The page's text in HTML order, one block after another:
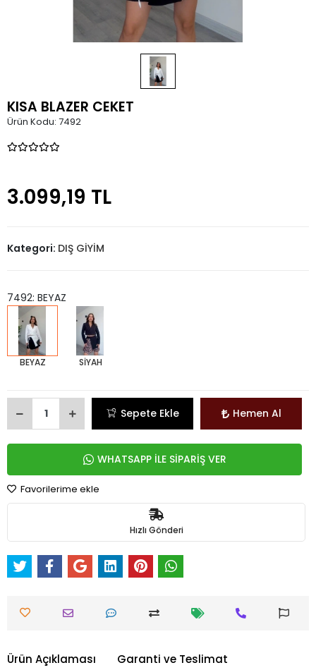
KISA BLAZER CEKET
Ürün Kodu: 7492
3.099,19 TL
Kategori: DIŞ GİYİM
7492: BEYAZ
BEYAZ SİYAH
Sepete Ekle Hemen Al
WHATSAPP İLE SİPARİŞ VER
Favorilerime ekle
Hızlı Gönderi
Ürün Açıklaması Garanti ve Teslimat